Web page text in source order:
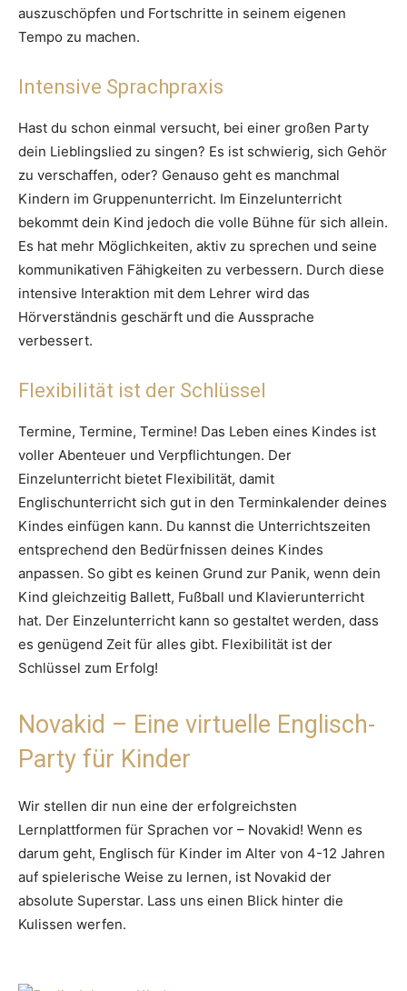
auszuschöpfen und Fortschritte in seinem eigenen
Tempo zu machen.
Intensive Sprachpraxis
Hast du schon einmal versucht, bei einer großen Party
dein Lieblingslied zu singen? Es ist schwierig, sich Gehör
zu verschaffen, oder? Genauso geht es manchmal
Kindern im Gruppenunterricht. Im Einzelunterricht
bekommt dein Kind jedoch die volle Bühne für sich allein.
Es hat mehr Möglichkeiten, aktiv zu sprechen und seine
kommunikativen Fähigkeiten zu verbessern. Durch diese
intensive Interaktion mit dem Lehrer wird das
Hörverständnis geschärft und die Aussprache
verbessert.
Flexibilität ist der Schlüssel
Termine, Termine, Termine! Das Leben eines Kindes ist
voller Abenteuer und Verpflichtungen. Der
Einzelunterricht bietet Flexibilität, damit
Englischunterricht sich gut in den Terminkalender deines
Kindes einfügen kann. Du kannst die Unterrichtszeiten
entsprechend den Bedürfnissen deines Kindes
anpassen. So gibt es keinen Grund zur Panik, wenn dein
Kind gleichzeitig Ballett, Fußball und Klavierunterricht
hat. Der Einzelunterricht kann so gestaltet werden, dass
es genügend Zeit für alles gibt. Flexibilität ist der
Schlüssel zum Erfolg!
Novakid – Eine virtuelle Englisch-
Party für Kinder
Wir stellen dir nun eine der erfolgreichsten
Lernplattformen für Sprachen vor – Novakid! Wenn es
darum geht, Englisch für Kinder im Alter von 4-12 Jahren
auf spielerische Weise zu lernen, ist Novakid der
absolute Superstar. Lass uns einen Blick hinter die
Kulissen werfen.